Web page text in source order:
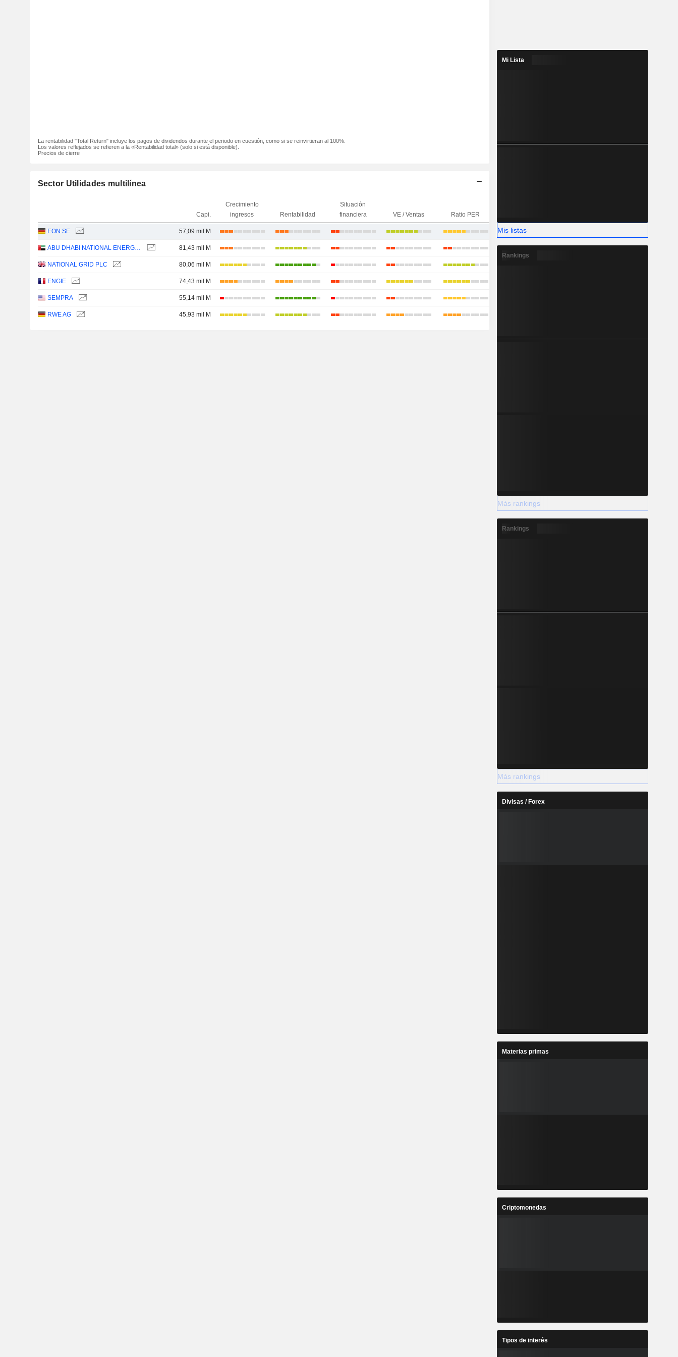
La rentabilidad "Total Return" incluye los pagos de dividendos durante el periodo en cuestión, como si se reinvirtieran al 100%.
Los valores reflejados se refieren a la «Rentabilidad total» (solo si está disponible).
Precios de cierre
Sector Utilidades multilínea
Capi.
Crecimiento
ingresos
Rentabilidad
Situación
financiera
VE / Ventas Ratio PER
EON SE 57,09 mil M
ABU DHABI NATIONAL ENERGY COMPANY 81,43 mil M
NATIONAL GRID PLC 80,06 mil M
ENGIE 74,43 mil M
SEMPRA 55,14 mil M
RWE AG 45,93 mil M
Mi Lista
Mis listas
Rankings
Más rankings
Rankings
Más rankings
Divisas / Forex
Materias primas
Criptomonedas
Tipos de interés